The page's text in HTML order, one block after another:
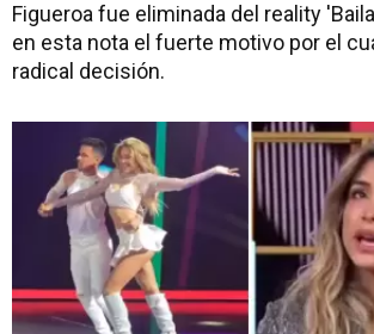
Figueroa fue eliminada del reality
en esta nota el fuerte motivo por el
radical decisión.